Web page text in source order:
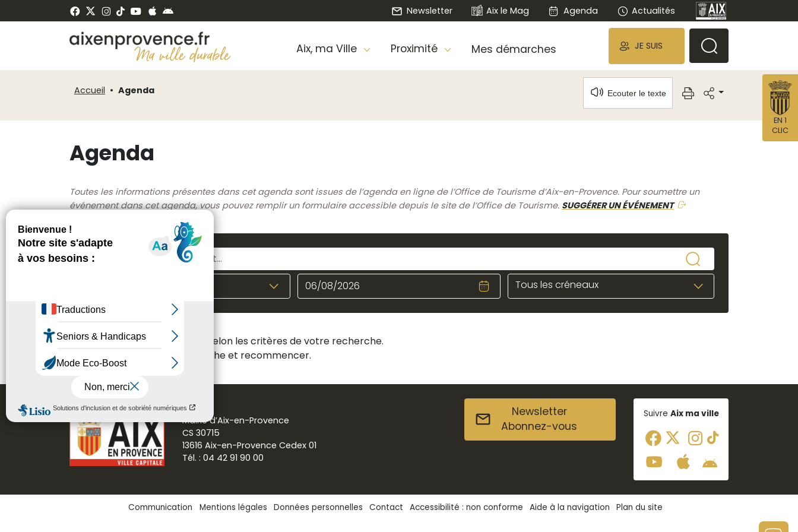
Newsletter Aix le Mag Agenda Actualités
Aix, ma Ville Proximité Mes démarches JE SUIS
Accueil Agenda Ecouter le texte
Agenda
Toutes les informations présentes dans cet agenda sont issues de l’agenda en ligne de l’Office de Tourisme d’Aix-en-Provence. Pour soumettre un
événement dans cet agenda, vous pouvez remplir un formulaire accessible depuis le site de l’Office de Tourisme. SUGGÉRER UN ÉVÉNEMENT
Tous les créneaux
Aucun résultat n'a été trouvé selon les critères de votre recherche.
Veuillez modifier votre recherche et recommencer.
Mairie d’Aix-en-Provence
CS 30715
13616 Aix-en-Provence Cedex 01
Tél. : 04 42 91 90 00
Newsletter
Abonnez-vous
Suivre Aix ma ville
Communication Mentions légales Données personnelles Contact Accessibilité : non conforme Aide à la navigation Plan du site
EN 1
CLIC
de
Panneau de gestion des cookies